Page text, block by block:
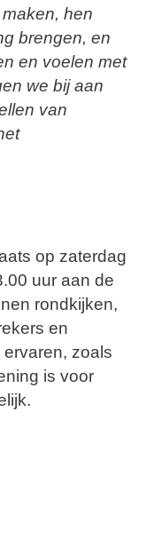
hen
brengen, en
en voelen met
we bij aan
van
op zaterdag
uur aan de
rondkijken,
en
zoals
is voor